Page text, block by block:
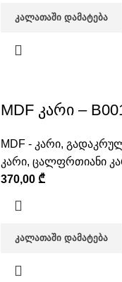
ᲙᲐᲚᲐᲗᲐᲨᲘ ᲓᲐᲛᲐᲢᲔᲑᲐ
MDF კარი –
MDF - კარი,
კარი, ცალფრთიანი
370,00 ₾
ᲙᲐᲚᲐᲗᲐᲨᲘ ᲓᲐᲛᲐᲢᲔᲑᲐ